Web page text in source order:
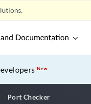
Documentation
New
application
Port Checker